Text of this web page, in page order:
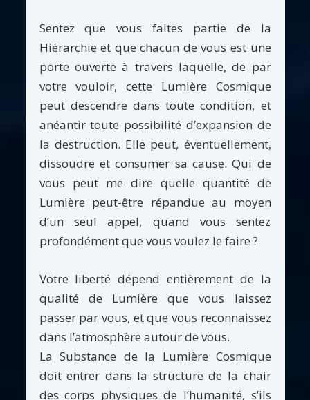
Sentez que vous faites partie de la
Hiérarchie et que chacun de vous est une
porte ouverte à travers laquelle, de par
votre vouloir, cette Lumière Cosmique
peut descendre dans toute condition, et
anéantir toute possibilité d’expansion de
la destruction. Elle peut, éventuellement,
dissoudre et consumer sa cause. Qui de
vous peut me dire quelle quantité de
Lumière peut-être répandue au moyen
d’un seul appel, quand vous sentez
profondément que vous voulez le faire ?
Votre liberté dépend entièrement de la
qualité de Lumière que vous laissez
passer par vous, et que vous reconnaissez
dans l’atmosphère autour de vous.
La Substance de la Lumière Cosmique
doit entrer dans la structure de la chair
des corps physiques de l’humanité, s’ils